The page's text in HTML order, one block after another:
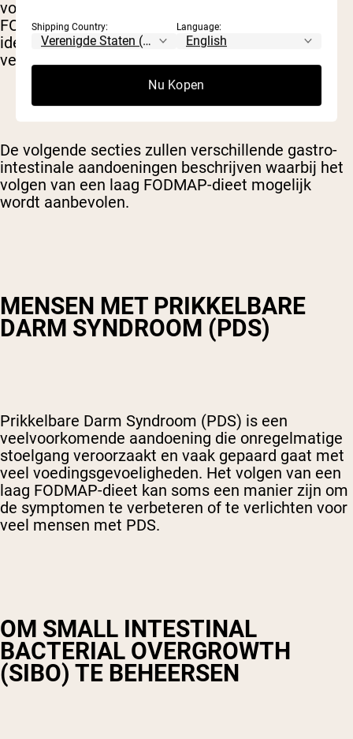
volgen, is het de bedoeling om specifieke
FODMAP-bevattende voedingsmiddelen te
identificeren die specifiek de symptomen
veroorzaken.
De volgende secties zullen verschillende gastro-
intestinale aandoeningen beschrijven waarbij het
volgen van een laag FODMAP-dieet mogelijk
wordt aanbevolen.
MENSEN MET PRIKKELBARE
DARM SYNDROOM (PDS)
Prikkelbare Darm Syndroom (PDS) is een
veelvoorkomende aandoening die onregelmatige
stoelgang veroorzaakt en vaak gepaard gaat met
veel voedingsgevoeligheden. Het volgen van een
laag FODMAP-dieet kan soms een manier zijn om
de symptomen te verbeteren of te verlichten voor
veel mensen met PDS.
OM SMALL INTESTINAL
BACTERIAL OVERGROWTH
(SIBO) TE BEHEERSEN
Shipping Country: Language:
Nu Kopen